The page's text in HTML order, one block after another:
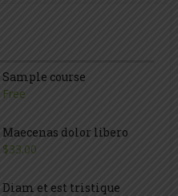
Sample course
Free
Maecenas dolor libero
$33.00
Diam et est tristique